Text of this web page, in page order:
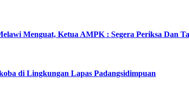
Menguat, Ketua AMPK : Segera Periksa Dan
di Lingkungan Lapas Padangsidimpuan